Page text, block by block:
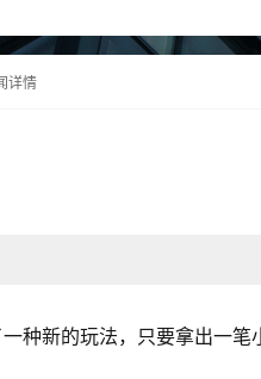
详情
种新的玩法，只要拿出一